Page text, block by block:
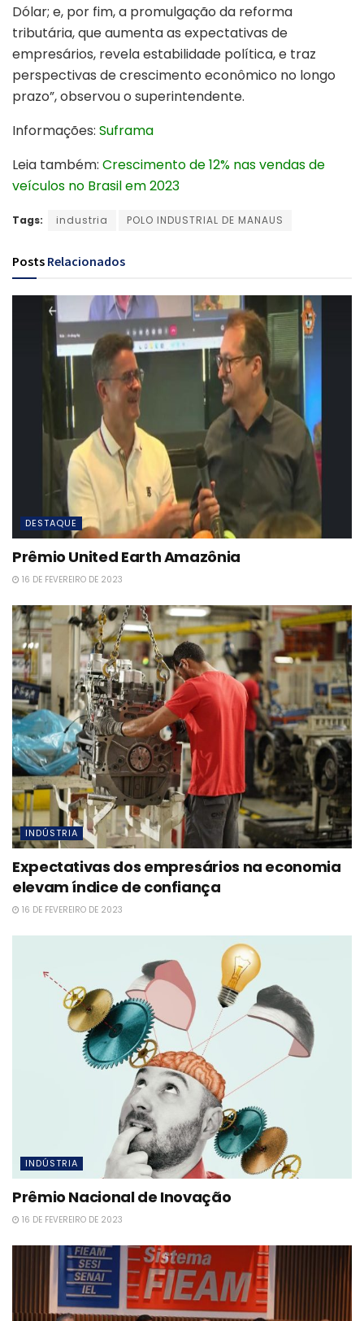
Dólar; e, por fim, a promulgação da reforma
tributária, que aumenta as expectativas de
empresários, revela estabilidade política, e traz
perspectivas de crescimento econômico no longo
prazo”, observou o superintendente.
Informações: Suframa
Leia também: Crescimento de 12% nas vendas de
veículos no Brasil em 2023
Tags: industria POLO INDUSTRIAL DE MANAUS
Posts Relacionados
DESTAQUE
Prêmio United Earth Amazônia
16 DE FEVEREIRO DE 2023
INDÚSTRIA
Expectativas dos empresários na economia
elevam índice de confiança
16 DE FEVEREIRO DE 2023
INDÚSTRIA
Prêmio Nacional de Inovação
16 DE FEVEREIRO DE 2023